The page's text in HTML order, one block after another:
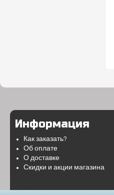
Информация
Как заказать?
Об оплате
О доставке
Скидки и акции магазина